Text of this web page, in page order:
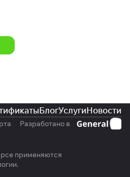
БлогУслугиНовости
Разработано в
применяются
.